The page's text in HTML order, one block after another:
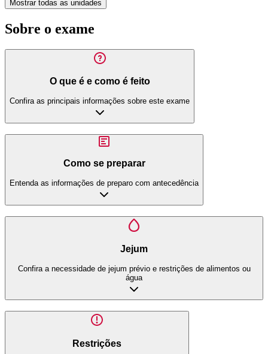
Mostrar todas as unidades
Sobre o exame
O que é e como é feito
Confira as principais informações sobre este exame
Como se preparar
Entenda as informações de preparo com antecedência
Jejum
Confira a necessidade de jejum prévio e restrições de alimentos ou
água
Restrições